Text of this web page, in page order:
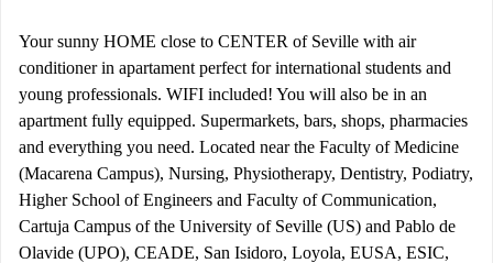
Your sunny HOME close to CENTER of Seville with air
conditioner in apartament perfect for international students and
young professionals. WIFI included! You will also be in an
apartment fully equipped. Supermarkets, bars, shops, pharmacies
and everything you need. Located near the Faculty of Medicine
(Macarena Campus), Nursing, Physiotherapy, Dentistry, Podiatry,
Higher School of Engineers and Faculty of Communication,
Cartuja Campus of the University of Seville (US) and Pablo de
Olavide (UPO), CEADE, San Isidoro, Loyola, EUSA, ESIC,